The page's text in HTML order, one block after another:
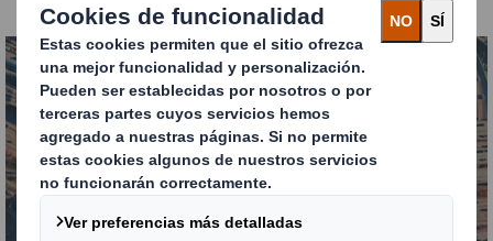
Transporte y tránsito